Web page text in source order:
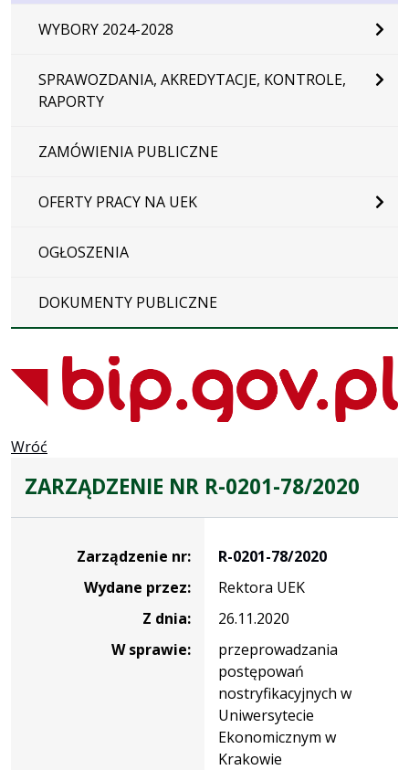
WYBORY 2024-2028
SPRAWOZDANIA, AKREDYTACJE, KONTROLE,
RAPORTY
ZAMÓWIENIA PUBLICZNE
OFERTY PRACY NA UEK
OGŁOSZENIA
DOKUMENTY PUBLICZNE
Wróć
ZARZĄDZENIE NR R-0201-78/2020
Zarządzenie nr:
R-0201-78/2020
Wydane przez:
Rektora UEK
Z dnia:
26.11.2020
W sprawie:
przeprowadzania
postępowań
nostryfikacyjnych w
Uniwersytecie
Ekonomicznym w
Krakowie